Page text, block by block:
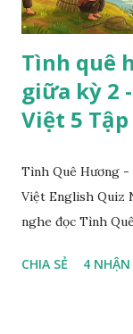
Tình quê
giữa kỳ 2
Việt 5 Tập
Tình Quê Hương
Việt English Quiz
nghe đọc Tình
CHIA SẺ 4 NHẬN